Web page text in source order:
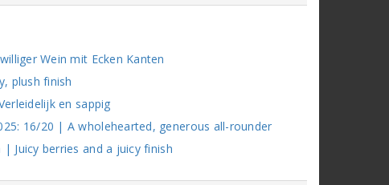
Wein mit Ecken Kanten
plush finish
en sappig
16/20 | A wholehearted, generous all-rounder
Juicy berries and a juicy finish